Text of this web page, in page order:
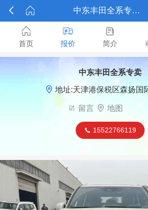
  中东丰田全系专卖报价

首页

报价

简介
中东丰田全系专卖
 地址:天津港保税区森扬国
 留言  地图
 15522766119